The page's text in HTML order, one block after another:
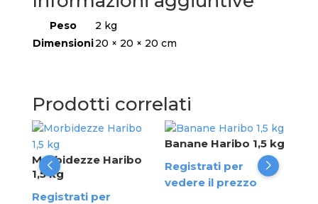
Peso
2 kg
Dimensioni20 × 20 × 20 cm
Prodotti correlati
Morbidezze Haribo
1,5 kg
Registrati per
Banane Haribo 1,5 kg
Registrati per
vedere il prezzo